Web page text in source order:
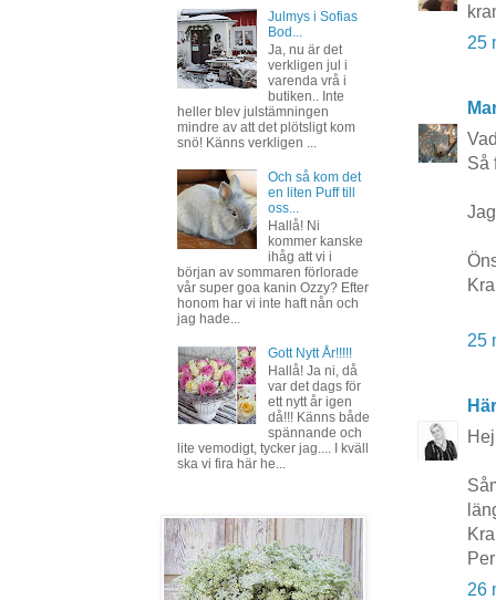
25
Så
25
26
Julmys i Sofias
Bod...
Ja, nu är det
verkligen jul i
varenda vrå i
butiken.. Inte
heller blev julstämningen
mindre av att det plötsligt kom
snö! Känns verkligen ...
Och så kom det
en liten Puff till
oss...
Hallå! Ni
kommer kanske
ihåg att vi i
början av sommaren förlorade
vår super goa kanin Ozzy? Efter
honom har vi inte haft nån och
jag hade...
Gott Nytt År!!!!!
Hallå! Ja ni, då
var det dags för
ett nytt år igen
då!!! Känns både
spännande och
lite vemodigt, tycker jag.... I kväll
ska vi fira här he...